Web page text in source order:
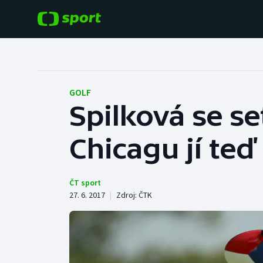
Hokej
Tenis
Cyklistika
Baseball a softbal
Basketbal
Boby a skeleton
GOLF
Spilková se
Chicagu jí
ČT sport
27. 6. 2017 | Zdroj: ČTK